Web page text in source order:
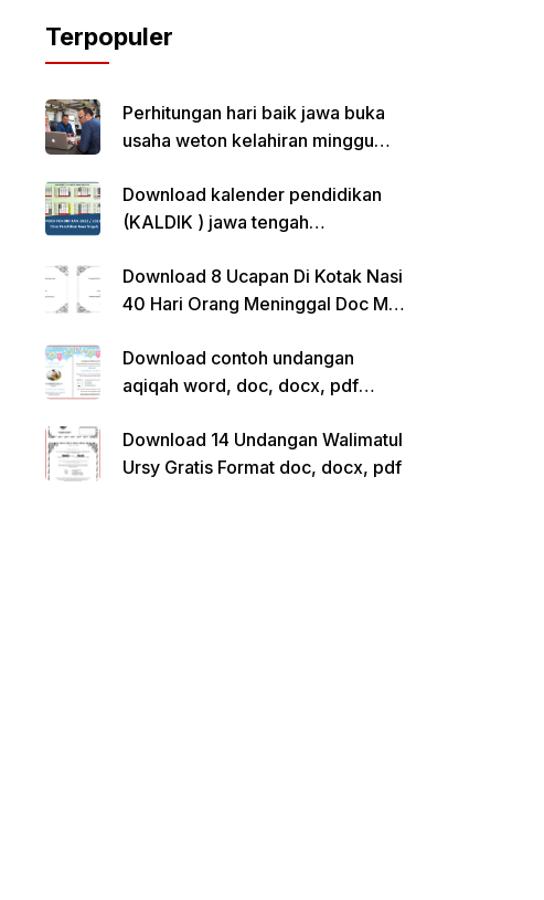
Terpopuler
Perhitungan hari baik jawa buka
usaha weton kelahiran minggu
Download kalender pendidikan
(KALDIK ) jawa tengah
Download 8 Ucapan Di Kotak Nasi
40 Hari Orang Meninggal Doc Ms.
Download contoh undangan
aqiqah word, doc, docx, pdf
Download 14 Undangan Walimatul
Ursy Gratis Format doc, docx, pdf